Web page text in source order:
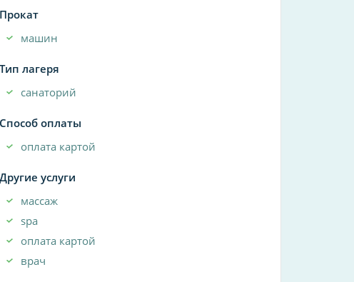
Прокат
машин
Тип лагеря
санаторий
Способ оплаты
оплата картой
Другие услуги
массаж
spa
оплата картой
врач